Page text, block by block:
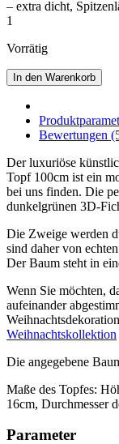
– extra dicht,
1
Vorrätig
In den Warenkorb
Bewertungen
Der luxuriöse
Topf 100cm ist ein
bei uns finden. Die
dunkelgrünen 3D-
Die Zweige werden
sind daher von
Der Baum steht in
Wenn Sie möchten,
aufeinander
Weihnachtskollektion
Die angegebene
Maße des Topfes:
16cm, Durchmesser
Parameter